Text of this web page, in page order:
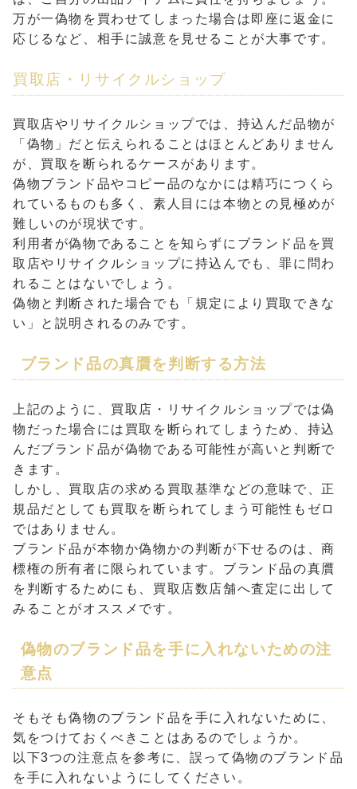
万が一偽物を買わせてしまった場合は即座に返金に
応じるなど、相手に誠意を見せることが大事です。
買取店・リサイクルショップ
買取店やリサイクルショップでは、持込んだ品物が
「偽物」だと伝えられることはほとんどありません
が、買取を断られるケースがあります。
偽物ブランド品やコピー品のなかには精巧につくら
れているものも多く、素人目には本物との見極めが
難しいのが現状です。
利用者が偽物であることを知らずにブランド品を買
取店やリサイクルショップに持込んでも、罪に問わ
れることはないでしょう。
偽物と判断された場合でも「規定により買取できな
い」と説明されるのみです。
ブランド品の真贋を判断する方法
上記のように、買取店・リサイクルショップでは偽
物だった場合には買取を断られてしまうため、持込
んだブランド品が偽物である可能性が高いと判断で
きます。
しかし、買取店の求める買取基準などの意味で、正
規品だとしても買取を断られてしまう可能性もゼロ
ではありません。
ブランド品が本物か偽物かの判断が下せるのは、商
標権の所有者に限られています。ブランド品の真贋
を判断するためにも、買取店数店舗へ査定に出して
みることがオススメです。
偽物のブランド品を手に入れないための注
意点
そもそも偽物のブランド品を手に入れないために、
気をつけておくべきことはあるのでしょうか。
以下3つの注意点を参考に、誤って偽物のブランド品
を手に入れないようにしてください。